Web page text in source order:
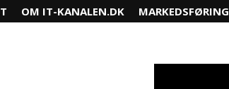
OM IT-KANALEN.DK MARKEDSFØRING